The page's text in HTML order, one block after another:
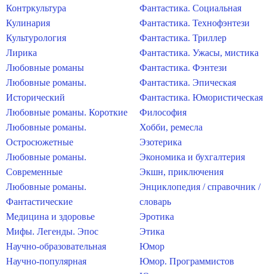
Контркультура
Кулинария
Культурология
Лирика
Любовные романы
Любовные романы.
Исторический
Любовные романы. Короткие
Любовные романы.
Остросюжетные
Любовные романы.
Современные
Любовные романы.
Фантастические
Медицина и здоровье
Мифы. Легенды. Эпос
Научно-образовательная
Научно-популярная
Фантастика. Социальная
Фантастика. Технофэнтези
Фантастика. Триллер
Фантастика. Ужасы, мистика
Фантастика. Фэнтези
Фантастика. Эпическая
Фантастика. Юмористическая
Философия
Хобби, ремесла
Эзотерика
Экономика и бухгалтерия
Экшн, приключения
Энциклопедия / справочник /
словарь
Эротика
Этика
Юмор
Юмор. Программистов